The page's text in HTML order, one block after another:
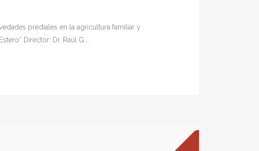
prediales en la agricultura familiar y
Director: Dr. Raúl G....